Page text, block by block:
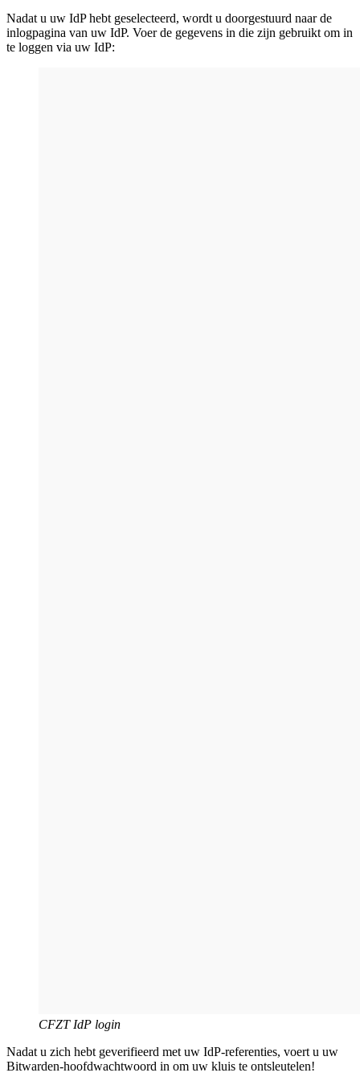
Nadat u uw IdP hebt geselecteerd, wordt u doorgestuurd naar de
inlogpagina van uw IdP. Voer de gegevens in die zijn gebruikt om in
te loggen via uw IdP:
CFZT IdP login
Nadat u zich hebt geverifieerd met uw IdP-referenties, voert u uw
Bitwarden-hoofdwachtwoord in om uw kluis te ontsleutelen!